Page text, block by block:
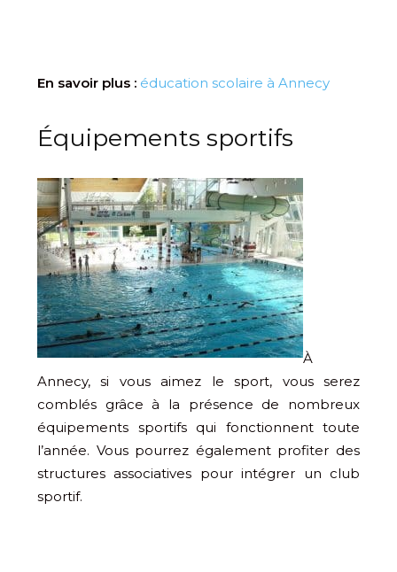
En savoir plus : éducation scolaire à Annecy
Équipements sportifs
À
Annecy, si vous aimez le sport, vous serez
comblés grâce à la présence de nombreux
équipements sportifs qui fonctionnent toute
l’année. Vous pourrez également profiter des
structures associatives pour intégrer un club
sportif.